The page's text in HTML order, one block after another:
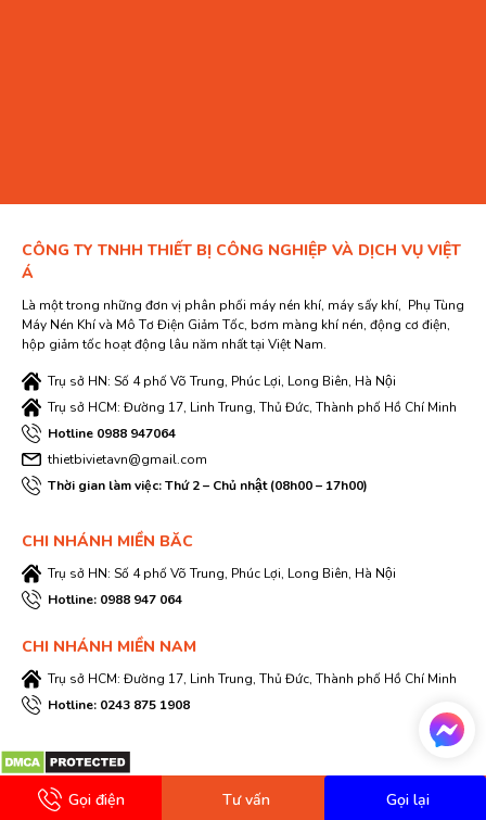
CÔNG TY TNHH THIẾT BỊ CÔNG NGHIỆP VÀ DỊCH VỤ VIỆT
Á
Là một trong những đơn vị phân phối máy nén khí, máy sấy khí, Phụ Tùng
Máy Nén Khí và Mô Tơ Điện Giảm Tốc, bơm màng khí nén, động cơ điện,
hộp giảm tốc hoạt động lâu năm nhất tại Việt Nam.
Trụ sở HN: Số 4 phố Võ Trung, Phúc Lợi, Long Biên, Hà Nội
Trụ sở HCM: Đường 17, Linh Trung, Thủ Đức, Thành phố Hồ Chí Minh
Hotline 0988 947064
thietbivietavn@gmail.com
Thời gian làm việc: Thứ 2 – Chủ nhật (08h00 – 17h00)
CHI NHÁNH MIỀN BĂC
Trụ sở HN: Số 4 phố Võ Trung, Phúc Lợi, Long Biên, Hà Nội
Hotline: 0988 947 064
CHI NHÁNH MIỀN NAM
Trụ sở HCM: Đường 17, Linh Trung, Thủ Đức, Thành phố Hồ Chí Minh
Hotline: 0243 875 1908
Gọi điện Tư vấn Gọi lại